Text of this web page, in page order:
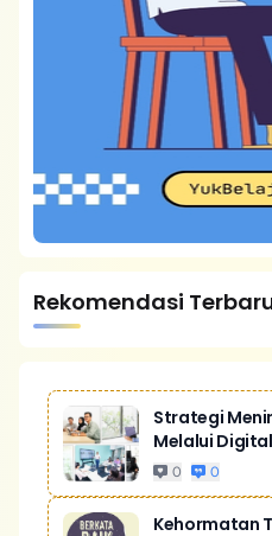
Rekomendasi
Strategi
Melalui
0 0
Kehormatan